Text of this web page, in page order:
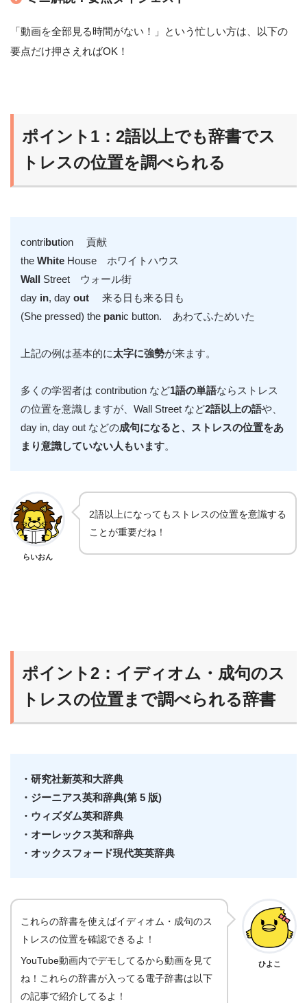
「動画を全部見る時間がない！」という忙しい方は、以下の
要点だけ押さえればOK！
ポイント1：2語以上でも辞書でス
トレスの位置を調べられる
contribution 貢献
theWhite House ホワイトハウス
Wall Street ウォール街
day in, dayout 来る日も来る日も
(She pressed) the panic button. あわてふためいた
上記の例は基本的に太字に強勢が来ます。
多くの学習者は contribution など1語の単語ならストレス
の位置を意識しますが、Wall Street など2語以上の語や、
day in, day out などの成句になると、ストレスの位置をあ
まり意識していない人もいます。
らいおん
2語以上になってもストレスの位置を意識する
ことが重要だね！
ポイント2：イディオム・成句のス
トレスの位置まで調べられる辞書
・研究社新英和大辞典
・ジーニアス英和辞典(第 5 版)
・ウィズダム英和辞典
・オーレックス英和辞典
・オックスフォード現代英英辞典
これらの辞書を使えばイディオム・成句のス
トレスの位置を確認できるよ！
YouTube動画内でデモしてるから動画を見て
ね！これらの辞書が入ってる電子辞書は以下
の記事で紹介してるよ！
ひよこ